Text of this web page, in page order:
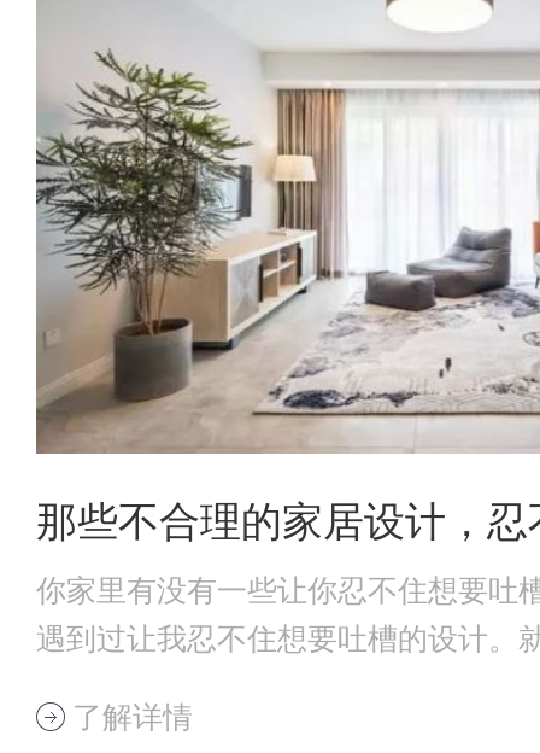
那些不合理的家居设计，
你家里有没有一些让你忍不住想要吐
遇到过让我忍不住想要吐槽的设计。
了解详情